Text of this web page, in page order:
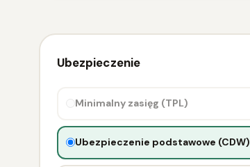
Ubezpieczenie
Minimalny zasięg (TPL)
Ubezpieczenie podstawowe (CDW)